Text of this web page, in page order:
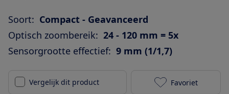
Soort: Compact - Geavanceerd
Optisch zoombereik: 24 - 120 mm = 5x
Sensorgrootte effectief: 9 mm (1/1,7)
Vergelijk dit product Nikon
Favoriet